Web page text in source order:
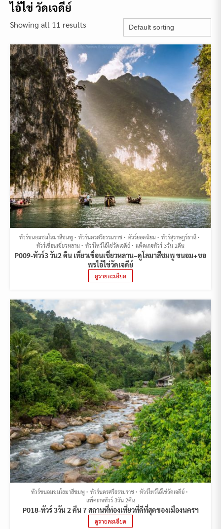
ไอ้ไข่ วัดเจดีย์
Showing all 11 results
ทัวร์ขนอมชมโลมาสีชมพู ทัวร์นครศรีธรรมราช ทัวร์ยอดนิยม
ทัวร์สุราษฎร์ธานี
ทัวร์เขื่อนเชี่ยวหลาน
ทัวร์ไหว้ไอ้ไข่วัดเจดีย์ แพ็คเกจทัวร์ 3วัน 2คืน
P009-ทัวร์3 วัน2 คืน เที่ยวเขื่อนเชี่ยวหลาน–ดูโลมาสีชมพู ขนอม+ขอ
พรไอ้ไข่วัดเจดีย์
ดูรายละเอียด
ทัวร์ขนอมชมโลมาสีชมพู ทัวร์นครศรีธรรมราช
ทัวร์ไหว้ไอ้ไข่วัดเจดีย์
แพ็คเกจทัวร์ 3วัน 2คืน
P018-ทัวร์ 3วัน 2 คืน 7 สถานที่ท่องเที่ยวที่ดีที่สุดของเมืองนครฯ
ดูรายละเอียด